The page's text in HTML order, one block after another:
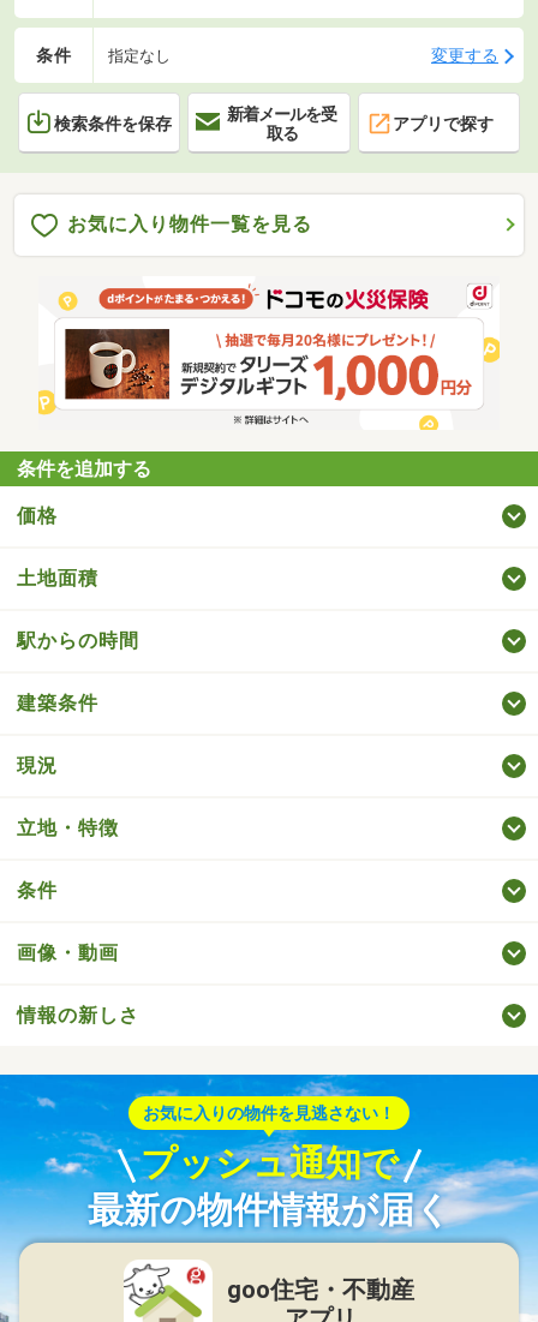
条件 指定なし 変更する
検索条件を保存
新着メールを受
取る
アプリで探す
お気に入り物件一覧を見る
条件を追加する
価格
土地面積
駅からの時間
建築条件
現況
立地・特徴
条件
画像・動画
情報の新しさ
お気に入りの物件を見逃さない！
プッシュ通知で
最新の物件情報が届く
goo住宅・不動産